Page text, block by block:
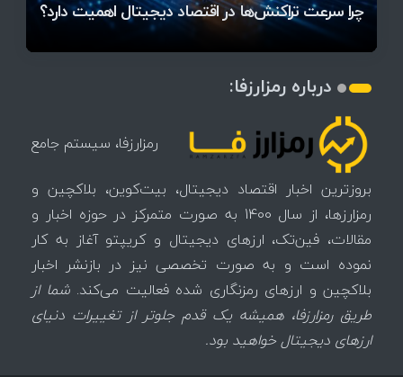
چرا سرعت تراکنش‌ها در اقتصاد دیجیتال اهمیت دارد؟
تهدید بیت‌کوین مشخص شد
اتفاق تاریخی در بازار رمزارزها / بیت‌کوین سبز شد
تغییر می‌کند
کدامند؟
اتفاق مهم در بازار رمزارزها / بیت‌کوین وارد فاز تازه شد
میز / ۶۲۲ بیت‌کوین کجا رفت؟
دلار بیت‌کوین
درباره رمزارزفا:
رمزارزفا، سیستم جامع
بروزترین اخبار اقتصاد دیجیتال، بیت‌کوین، بلاکچین و
رمزارزها، از سال 1400 به صورت متمرکز در حوزه اخبار و
مقالات، فین‌تک، ارزهای‌ دیجیتال و کریپتو آغاز به کار
نموده است و به صورت تخصصی نیز در بازنشر اخبار
بلاکچین و ارزهای رمزنگاری شده فعالیت می‌کند.شما از
طریق رمزارزفا، همیشه یک قدم جلوتر از تغییرات دنیای
ارزهای دیجیتال خواهید بود.